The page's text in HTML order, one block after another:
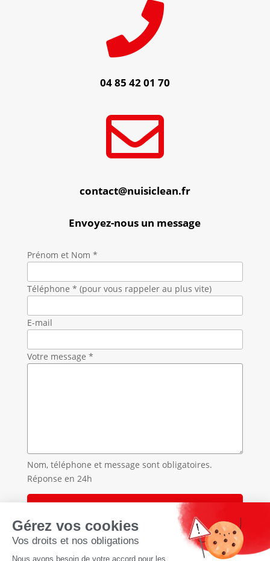

04 85 42 01 70

contact@nuisiclean.fr
Envoyez-nous un message
Prénom et Nom *
Téléphone * (pour vous rappeler au plus vite)
E-mail
Votre message *
Nom, téléphone et message sont obligatoires.
Réponse en 24h
» Traitement des punaises de lit en Haute-Savoie